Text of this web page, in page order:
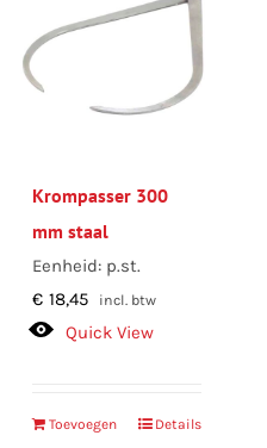
Krompasser 300
mm staal
Eenheid: p.st.
€ 18,45 incl. btw
Quick View
Toevoegen
Details